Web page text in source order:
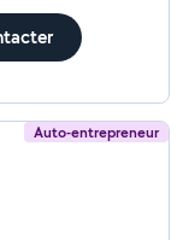
Auto-entrepreneur